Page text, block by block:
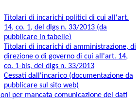
Titolari di incarichi politici di cui all'art.
14, co. 1, del dlgs n. 33/2013 (da
pubblicare in tabelle)
Titolari di incarichi di amministrazione, di
direzione o di governo di cui all'art. 14,
co. 1-bis, del dlgs n. 33/2013
Cessati dall'incarico (documentazione da
pubblicare sul sito web)
per mancata comunicazione dei dati